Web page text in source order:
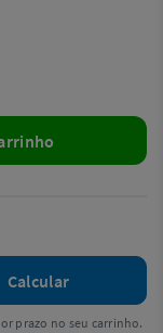
Calcular
prazo no seu carrinho.